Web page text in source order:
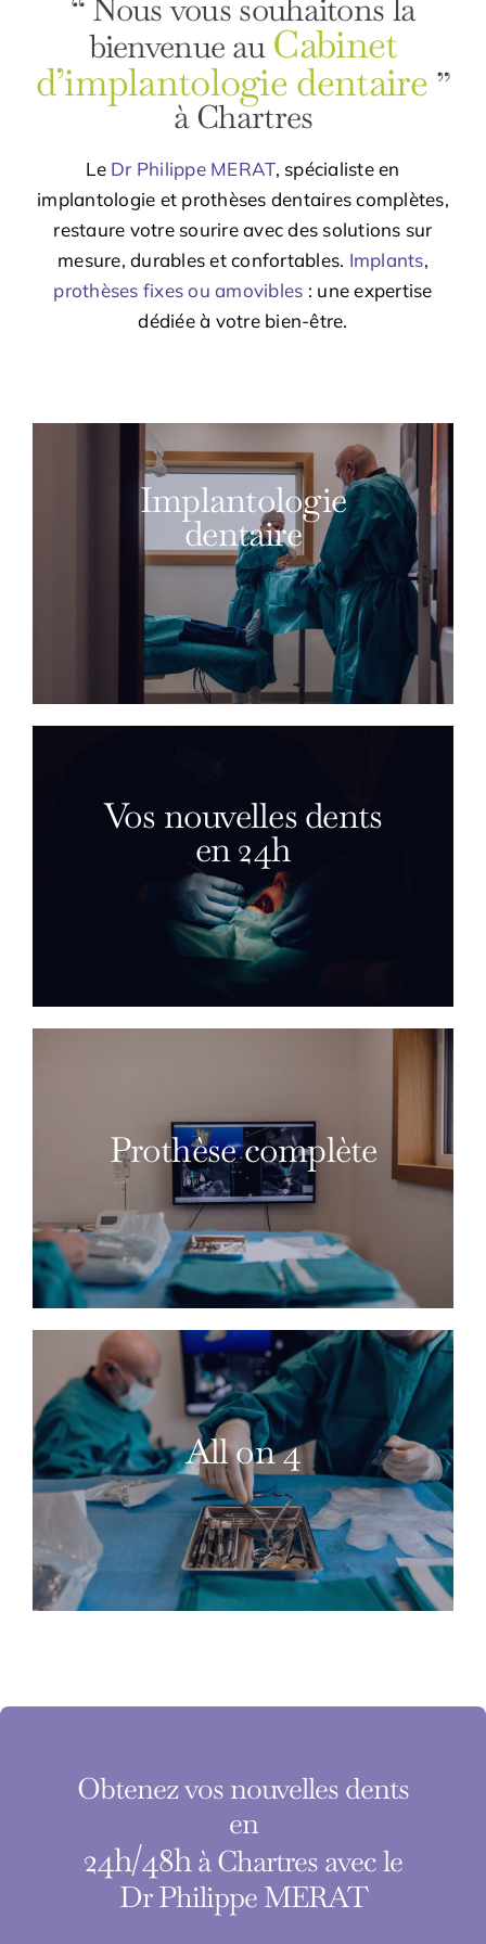
“ Nous vous souhaitons la
bienvenue au Cabinet
d’implantologie dentaire ”
à Chartres
Le Dr Philippe MERAT, spécialiste en
implantologie et prothèses dentaires complètes,
restaure votre sourire avec des solutions sur
mesure, durables et confortables. Implants,
prothèses fixes ou amovibles : une expertise
dédiée à votre bien-être.
Implantologie
dentaire
Vos nouvelles dents
en 24h
Prothèse complète
All on 4
Obtenez vos nouvelles dents
en
24h/48hà Chartres avec le
Dr Philippe MERAT